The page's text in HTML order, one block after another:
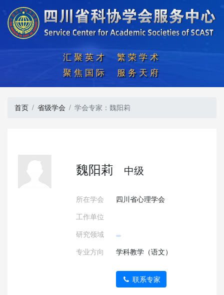
汇聚英才  繁荣学术
聚焦国际  服务天府
首页 省级学会 学会专家：魏阳莉
魏阳莉 中级
所在学会
四川省心理学会
工作单位
研究领域
专业方向
学科教学（语文）
联系专家